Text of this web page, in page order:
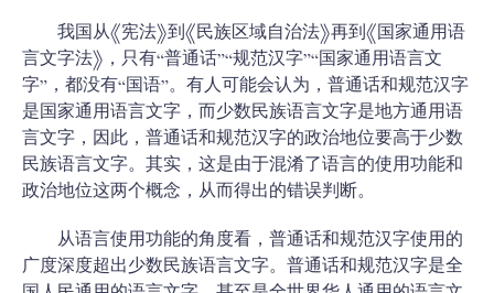
我国从《宪法》到《民族区域自治法》再到《国家通用语
言文字法》，只有“普通话”“规范汉字”“国家通用语言文
字”，都没有“国语”。有人可能会认为，普通话和规范汉字
是国家通用语言文字，而少数民族语言文字是地方通用语
言文字，因此，普通话和规范汉字的政治地位要高于少数
民族语言文字。其实，这是由于混淆了语言的使用功能和
政治地位这两个概念，从而得出的错误判断。
从语言使用功能的角度看，普通话和规范汉字使用的
广度深度超出少数民族语言文字。普通话和规范汉字是全